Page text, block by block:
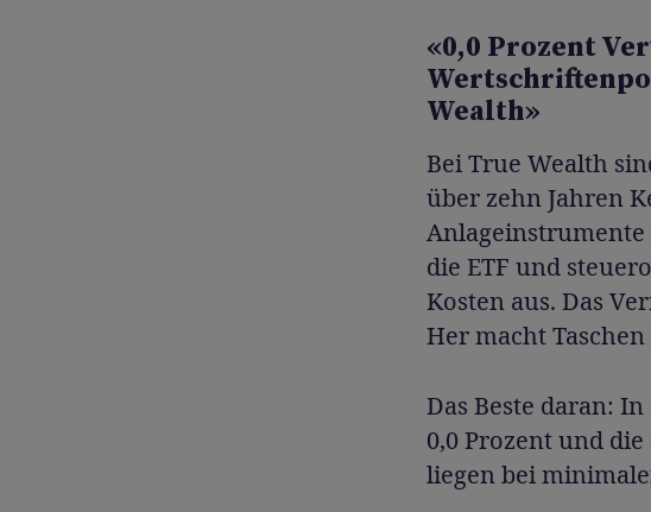
«0,0 Prozent
Wealth»
Bei True Wealth
über zehn Jahren
die ETF und
Kosten aus. Das
Her macht Taschen
Das Beste daran:
0,0 Prozent und
liegen bei